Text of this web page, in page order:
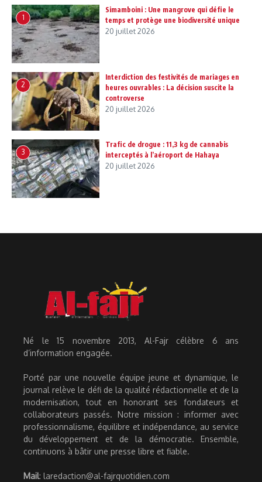
1
Simamboini : Une mangrove qui défie le
temps et protège une biodiversité unique
20 juillet 2026
2
Interdiction des festivités de mariages en
heures ouvrables : La décision suscite la
controverse
20 juillet 2026
3
Trafic de drogue : 11,3 kg de cannabis
interceptés à l’aéroport de Hahaya
20 juillet 2026
Né le 15 novembre 2013, Al-Fajr célèbre 6 ans
d’information engagée.
Porté par une nouvelle équipe jeune et dynamique, le
journal relève le défi de la qualité rédactionnelle et de la
modernisation, tout en honorant ses fondateurs et
collaborateurs passés. Notre mission : informer avec
professionnalisme, équilibre et indépendance, au service
du développement et de la démocratie. Ensemble,
continuons à bâtir une presse libre et fiable.
Mail: laredaction@al-fajrquotidien.com